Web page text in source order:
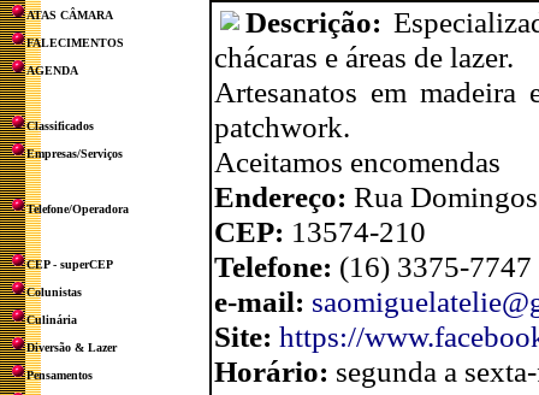
ATAS CÂMARA
FALECIMENTOS
AGENDA
Classificados
Empresas/Serviços
Telefone/Operadora
CEP - superCEP
Colunistas
Culinária
Diversão & Lazer
Pensamentos
Descrição:
chácaras e áreas de lazer.
Artesanatos em
patchwork.
Aceitamos encomendas
Endereço: Rua
CEP: 13574-210
Telefone: (16) 3375-
e-mail:
Site: https://
Horário: segunda a